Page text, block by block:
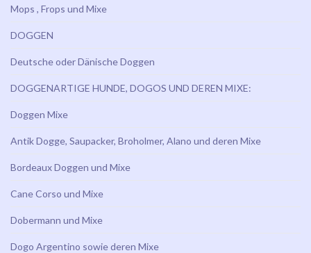
Mops , Frops und Mixe
DOGGEN
Deutsche oder Dänische Doggen
DOGGENARTIGE HUNDE, DOGOS UND DEREN MIXE:
Doggen Mixe
Antik Dogge, Saupacker, Broholmer, Alano und deren Mixe
Bordeaux Doggen und Mixe
Cane Corso und Mixe
Dobermann und Mixe
Dogo Argentino sowie deren Mixe